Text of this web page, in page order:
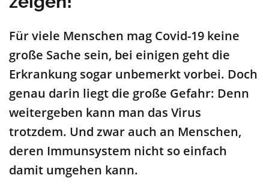
Für viele Menschen mag Covid-19 keine
große Sache sein, bei einigen geht die
Erkrankung sogar unbemerkt vorbei. Doch
genau darin liegt die große Gefahr: Denn
weitergeben kann man das Virus
trotzdem. Und zwar auch an Menschen,
deren Immunsystem nicht so einfach
damit umgehen kann.